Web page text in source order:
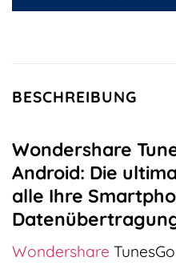
BESCHREIBUNG
Wondershare
Android: Die
alle Ihre
Wondershare